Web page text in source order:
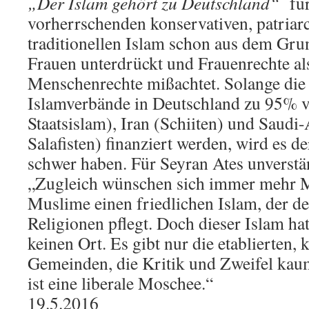
vorherrschenden konservativen,
traditionellen Islam schon aus dem
Frauen unterdrückt und Frauenrechte
Menschenrechte mißachtet. Solange
Islamverbände in Deutschland zu 95%
Staatsislam), Iran (Schiiten) und
Salafisten) finanziert werden, wird es
schwer haben. Für Seyran Ates
„Zugleich wünschen sich immer mehr
Muslime einen friedlichen Islam, der
Religionen pflegt. Doch dieser Islam
keinen Ort. Es gibt nur die etablierten,
Gemeinden, die Kritik und Zweifel
ist eine liberale Moschee.“
19.5.2016